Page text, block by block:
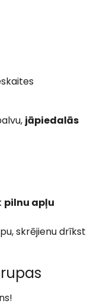
jāpiedalās
pilnu apļu
skrējienu drīkst